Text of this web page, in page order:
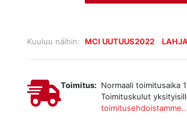
Kuuluu näihin: MCI UUTUUS2022
Toimitus: Normaali toimitusaika
Toimituskulut